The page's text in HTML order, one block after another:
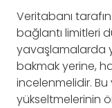
Veritabanı
bağlantı limitleri
yavaşlamalarda
bakmak yerine,
incelenmelidir. Bu
yükseltmelerinin